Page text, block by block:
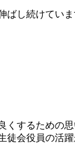
ばし続けていま
くするための
会役員の活躍